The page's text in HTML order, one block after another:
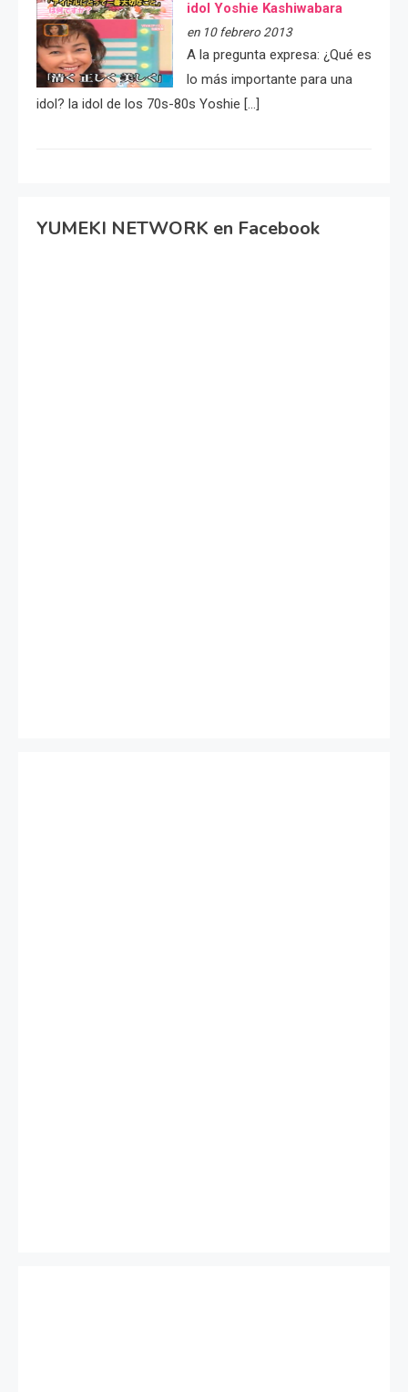
idol Yoshie Kashiwabara
en 10 febrero 2013
A la pregunta expresa: ¿Qué es
lo más importante para una
idol? la idol de los 70s-80s Yoshie […]
YUMEKI NETWORK en Facebook